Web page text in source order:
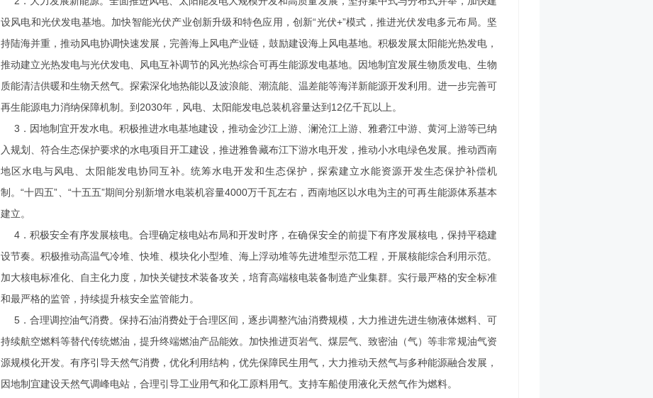
设风电和光伏发电基地。加快智能光伏产业创新升级和特色应用，创新“光伏+”模式，推进光伏发电多元布局。坚
持陆海并重，推动风电协调快速发展，完善海上风电产业链，鼓励建设海上风电基地。积极发展太阳能光热发电，
推动建立光热发电与光伏发电、风电互补调节的风光热综合可再生能源发电基地。因地制宜发展生物质发电、生物
质能清洁供暖和生物天然气。探索深化地热能以及波浪能、潮流能、温差能等海洋新能源开发利用。进一步完善可
再生能源电力消纳保障机制。到2030年，风电、太阳能发电总装机容量达到12亿千瓦以上。
3．因地制宜开发水电。 积极推进水电基地建设，推动金沙江上游、澜沧江上游、雅砻江中游、黄河上游等已纳
入规划、符合生态保护要求的水电项目开工建设，推进雅鲁藏布江下游水电开发，推动小水电绿色发展。推动西南
地区水电与风电、太阳能发电协同互补。统筹水电开发和生态保护，探索建立水能资源开发生态保护补偿机
制。“十四五”、“十五五”期间分别新增水电装机容量4000万千瓦左右，西南地区以水电为主的可再生能源体系基本
建立。
4．积极安全有序发展核电。合理确定核电站布局和开发时序，在确保安全的前提下有序发展核电，保持平稳建
设节奏。积极推动高温气冷堆、快堆、模块化小型堆、海上浮动堆等先进堆型示范工程，开展核能综合利用示范。
加大核电标准化、自主化力度，加快关键技术装备攻关，培育高端核电装备制造产业集群。实行最严格的安全标准
和最严格的监管，持续提升核安全监管能力。
5．合理调控油气消费。 保持石油消费处于合理区间，逐步调整汽油消费规模，大力推进先进生物液体燃料、可
持续航空燃料等替代传统燃油，提升终端燃油产品能效。加快推进页岩气、煤层气、致密油（气）等非常规油气资
源规模化开发。有序引导天然气消费，优化利用结构，优先保障民生用气，大力推动天然气与多种能源融合发展，
因地制宜建设天然气调峰电站，合理引导工业用气和化工原料用气。支持车船使用液化天然气作为燃料。